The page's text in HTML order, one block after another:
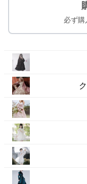
必ず購